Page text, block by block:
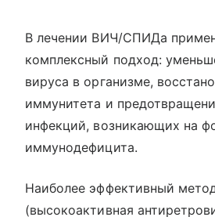
В лечении ВИЧ/СПИДа
комплексный подход:
вируса в организме,
иммунитета и
инфекций, возникающих на
иммунодефицита.
Наиболее эффективный
(высокоактивная